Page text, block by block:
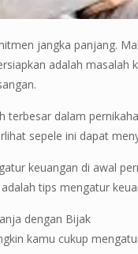
jangka panjang.
adalah
terbesar dalam
sepele ini dapat
keuangan di awal
tips mengatur
dengan Bijak
kamu cukup